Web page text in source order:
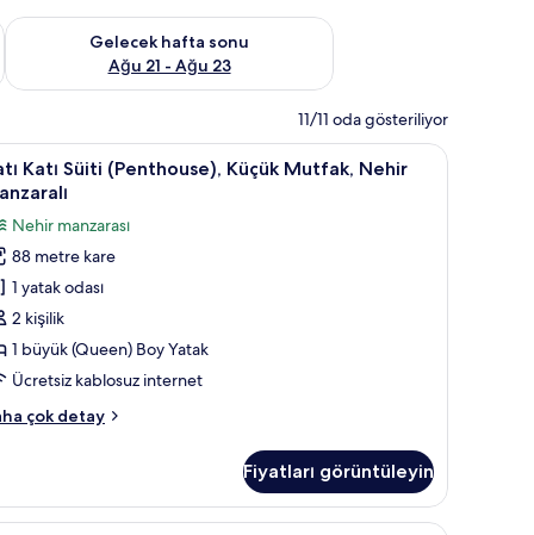
14 - Ağu 16
Gelecek hafta sonu
Ağu 21 - Ağu 23
Önümüzdeki hafta sonu için müsaitliği kontrol et Ağu 21 -
11/11 oda gösteriliyor
odada kasa, masa, güneşlik/perdeÇatı Katı Süiti (Penthouse), Küçük Mutfak,
6
Katı Süiti (Penthouse), Küçük Mutfak, Nehir
Nehir manzarası
88 metre kare
1 yatak odası
2 kişilik
1 büyük (Queen) Boy Yatak
Ücretsiz kablosuz internet
çok detay
Fiyatları görüntüleyin
Deluxe Twin Room | Odadan manzara